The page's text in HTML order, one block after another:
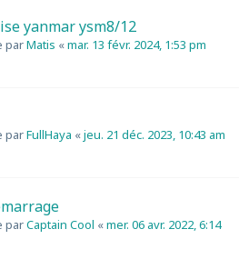
yanmar ysm8/12
parMatis «mar. 13 févr. 2024, 1:53 pm
parFullHaya «jeu. 21 déc. 2023, 10:43 am
parCaptain Cool «mer. 06 avr. 2022, 6:14